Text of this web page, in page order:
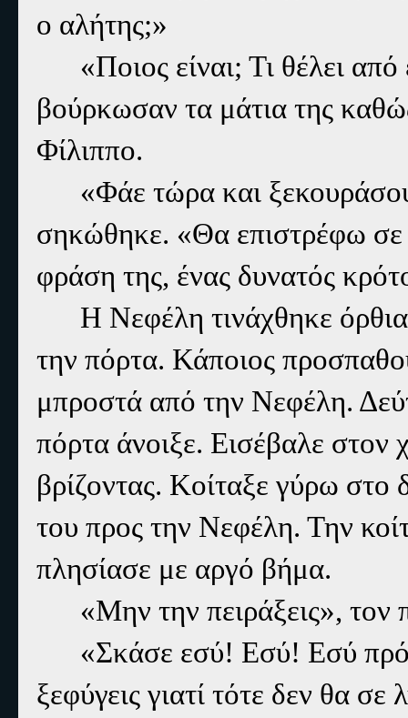
ο αλήτης;»
«Ποιος είναι; Τι θέλει
βούρκωσαν τα μάτια της
Φίλιππο.
«Φάε τώρα και
σηκώθηκε. «Θα επιστρέφω σε
φράση της, ένας δυνατός
Η Νεφέλη τινάχθηκε
την πόρτα. Κάποιος
μπροστά από την Νεφέλη.
πόρτα άνοιξε. Εισέβαλε στον
βρίζοντας. Κοίταξε γύρω στο
του προς την Νεφέλη. Την
πλησίασε με αργό βήμα.
«Μην την πειράξεις»,
«Σκάσε εσύ! Εσύ! Εσύ
ξεφύγεις γιατί τότε δεν θα